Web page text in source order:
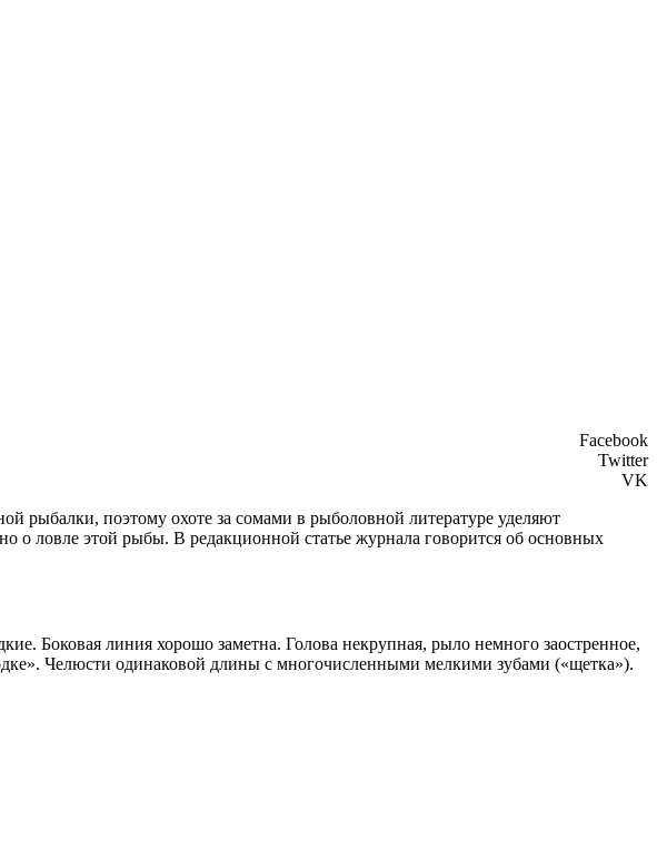
Facebook
Twitter
VK
рыбалки, поэтому охоте за сомами в рыболовной литературе уделяют
о ловле этой рыбы. В редакционной статье журнала говорится об основных
Боковая линия хорошо заметна. Голова некрупная, рыло немного заостренное,
Челюсти одинаковой длины с многочисленными мелкими зубами («щетка»).